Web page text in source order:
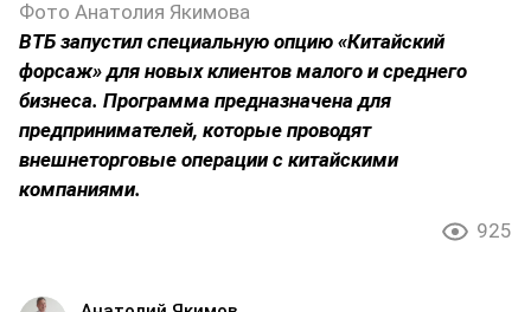
Фото Анатолия Якимова
ВТБ запустил специальную опцию «Китайский
форсаж» для новых клиентов малого и среднего
бизнеса. Программа предназначена для
предпринимателей, которые проводят
внешнеторговые операции с китайскими
компаниями.
925